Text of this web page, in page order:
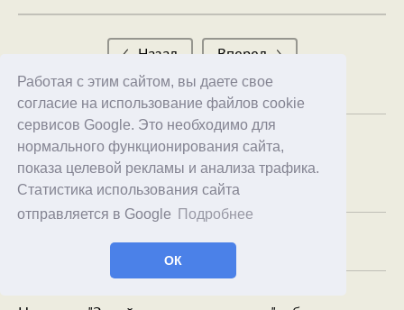
Работая с этим сайтом, вы даете свое
согласие на использование файлов cookie
сервисов Google. Это необходимо для
нормального функционирования сайта,
показа целевой рекламы и анализа трафика.
Статистика использования сайта
отправляется в Google
Подробнее
ОК
Назад Вперед
Комментарии38
Новые Ответы Лучшие
, чтобы оставить комментарий.